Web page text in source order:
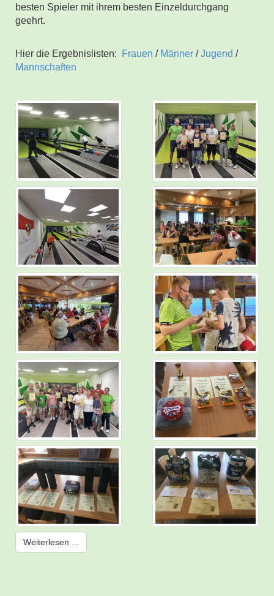
besten Spieler mit ihrem besten Einzeldurchgang
geehrt.
Hier die Ergebnislisten: Frauen / Männer /Jugend /
Mannschaften
Weiterlesen ...